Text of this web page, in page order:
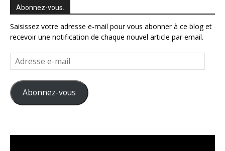
Abonnez-vous.
Saisissez votre adresse e-mail pour vous abonner à ce blog et
recevoir une notification de chaque nouvel article par email.
Adresse
e-
mail
Abonnez-vous